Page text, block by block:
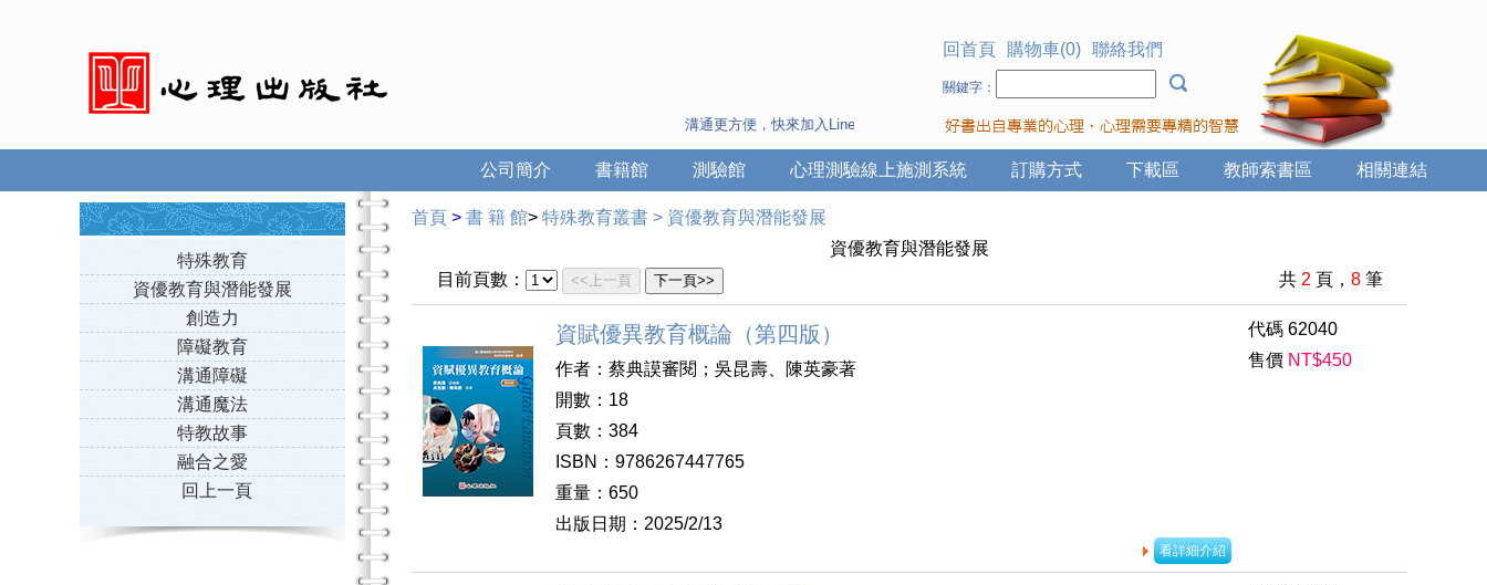
溝通更方便，快來加入Line 與 Wechat ~
回首頁 購物車(0) 聯絡我們
關鍵字：
相關連結
教師索書區
下載區
訂購方式
心理測驗線上施測系統
測驗館
書籍館
公司簡介
特殊教育
資優教育與潛能發展
創造力
障礙教育
溝通障礙
溝通魔法
特教故事
融合之愛
回上一頁
首頁 > 書 籍 館> 特殊教育叢書 > 資優教育與潛能發展
資優教育與潛能發展
目前頁數：
<<上一頁 下一頁>> 共 2 頁， 8 筆
資賦優異教育概論（第四版）
作者：蔡典謨審閱；吳昆壽、陳英豪著
開數：18
頁數：384
ISBN：9786267447765
重量：650
出版日期：2025/2/13
看詳細介紹
代碼 62040
售價 NT$450